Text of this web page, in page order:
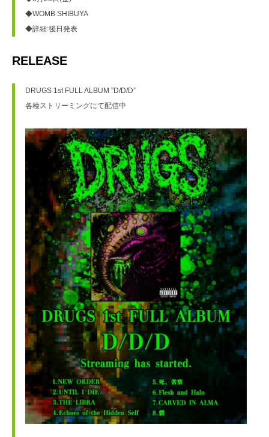
◆WOMB SHIBUYA
◆詳細:後日発表
RELEASE
DRUGS 1st FULL ALBUM ”D/D/D”
各種ストリーミングにて配信中